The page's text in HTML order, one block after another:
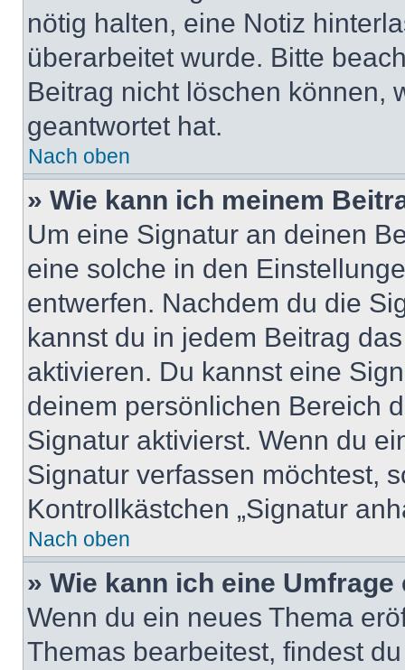
nötig halten, eine Notiz
überarbeitet wurde. Bitte
Beitrag nicht löschen können,
geantwortet hat.
Nach oben
» Wie kann ich meinem
Um eine Signatur an deinen
eine solche in den
entwerfen. Nachdem du die
kannst du in jedem Beitrag
aktivieren. Du kannst eine
deinem persönlichen Bereich
Signatur aktivierst. Wenn du
Signatur verfassen möchtest,
Kontrollkästchen „Signatur
Nach oben
» Wie kann ich eine
Wenn du ein neues Thema
Themas bearbeitest, findest